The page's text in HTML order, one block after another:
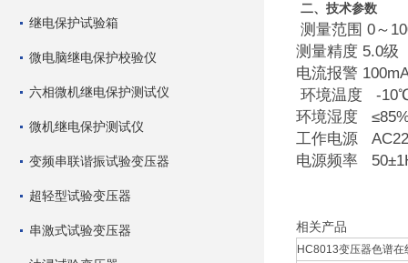
继电保护试验箱
微电脑继电保护校验仪
六相微机继电保护测试仪
微机继电保护测试仪
变频串联谐振试验变压器
超轻型试验变压器
串激式试验变压器
二、技术参数
测量范围 0～
测量精度 5.0级
电流报警
环境温度 -
环境湿度
工作电源
电源频率
相关产品
HC8013变压器色谱